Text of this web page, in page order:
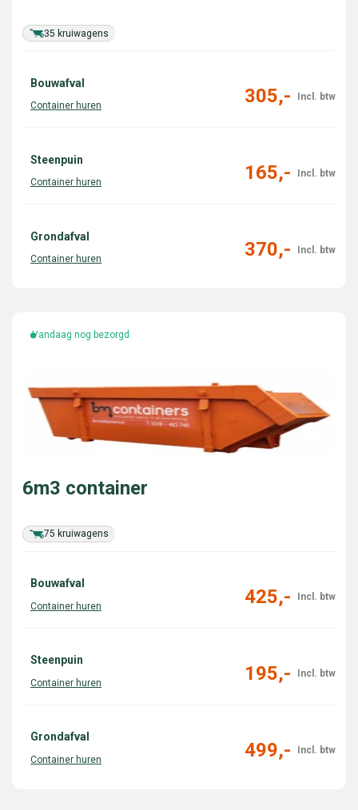
35 kruiwagens
Bouwafval
305,-
Steenpuin
165,-
Grondafval
370,-
Vandaag nog bezorgd
75 kruiwagens
6m3 container
Bouwafval
425,-
Steenpuin
195,-
Grondafval
499,-